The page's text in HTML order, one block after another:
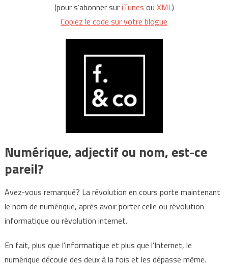
(pour s’abonner suriTunes ou XML)
Copiez le code sur votre blogue
Numérique, adjectif ou nom, est-ce
pareil?
Avez-vous remarqué? La révolution en cours porte maintenant
le nom de numérique, après avoir porter celle ou révolution
informatique ou révolution internet.
En fait, plus que l’informatique et plus que l’Internet, le
numérique découle des deux à la fois et les dépasse même.